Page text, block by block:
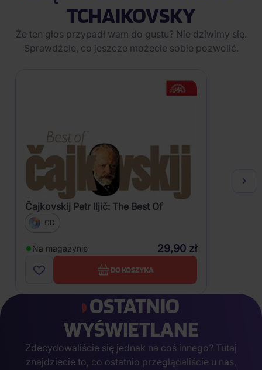
TCHAIKOVSKY
Że ten głos przypadł wam do gustu? Nie dziwimy się.
Sprawdźcie, co jeszcze możecie sobie pozwolić.
Čajkovskij Petr Iljič: The Best Of
CD
Na magazynie 29,90 zł
DO KOSZYKA
OSTATNIO
WYŚWIETLANE
Zdecydowaliście się jednak na coś innego? Tutaj
znajdziecie to, co ostatnio przeglądaliście u nas,